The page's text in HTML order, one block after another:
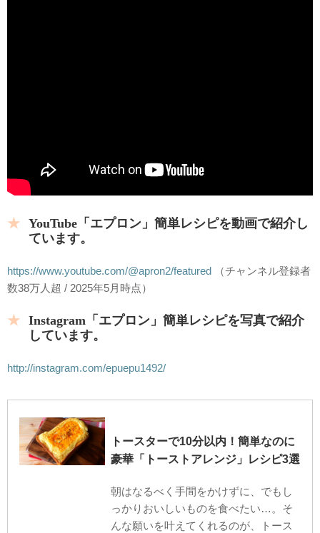
YouTube「エプロン」簡単レシピを動画で紹介し
ています。
https://www.youtube.com/@apron2/featured （チャンネル登録者
数38万人超 / 2025年5月時点）
Instagram「エプロン」簡単レシピを写真で紹介
しています。
http://instagram.com/epuepu1492/
トースターで10分以内！簡単なのに
豪華「トーストアレンジ」レシピ3選
朝はなるべく手間をかけずに、でもし
っかりおいしいものを食べたい…。そ
んな願いを叶えてくれるのが、トース